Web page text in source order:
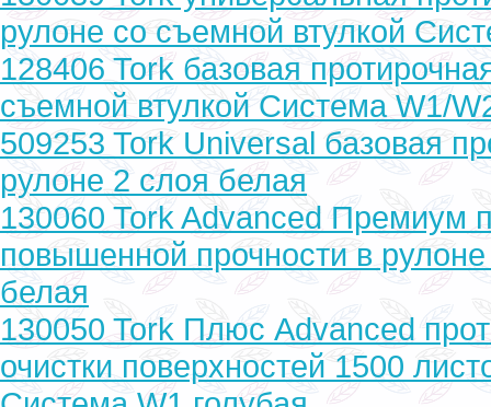
рулоне со съемной втулкой
128406 Tork базовая
съемной втулкой Система W1/
509253 Tork Universal базовая
рулоне 2 слоя белая
130060 Tork Advanced Премиум
повышенной прочности в
белая
130050 Tork Плюс Advanced
очистки поверхностей 1500